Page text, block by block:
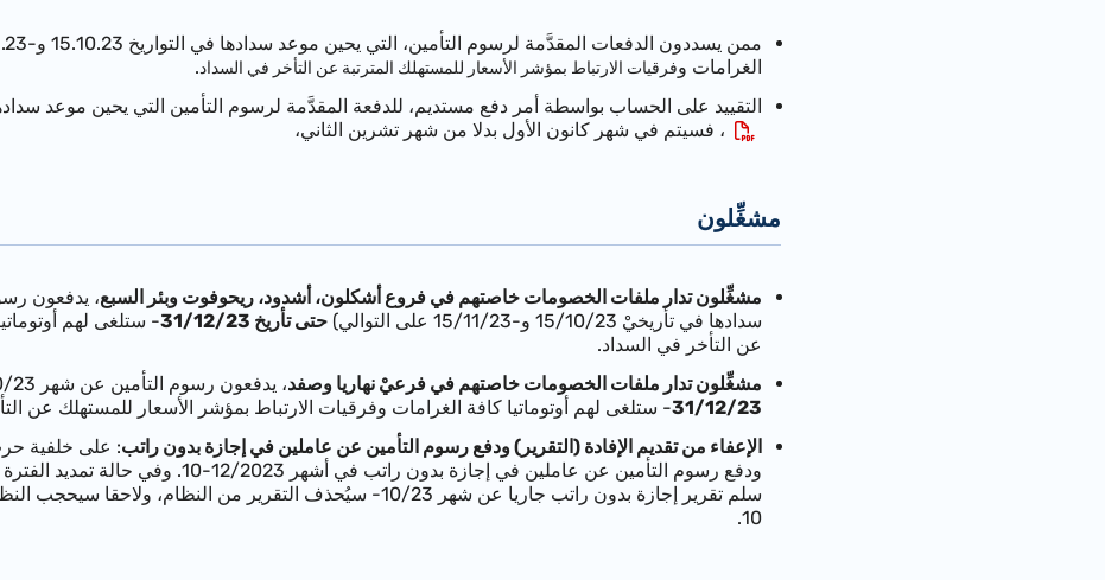
الغرامات وفرقيات الارتباط بمؤشر الأسعار للمستهلك المترتبة عن التأخر في السداد.
التقييد على الحساب بواسطة أمر دفع مستديم، للدفعة المقدَّمة لرسوم التأمين التي يحين موعد سدادها في
، فسيتم في شهر كانون الأول بدلا من شهر تشرين الثاني،
مشغِّلون
مشغِّلون تدار ملفات الخصومات خاصتهم في فروع أشكلون، أشدود، ريحوفوت وبئر السبع
سدادها في تأريخيْ 15/10/23 و-15/11/23 على التوالي)
حتى تأريخ 31/12/23
- ستلغى لهم
عن التأخر في السداد.
مشغِّلون تدار ملفات الخصومات خاصتهم في فرعيْ نهاريا وصفد، يدفعون رسوم التأمين عن شهر 10/23 (التي يحين موعد سدادها في تأريخ 15/11/23)
31/12/23- ستلغى لهم أوتوماتيا كافة الغرامات وفرقيات الارتباط بمؤشر الأسعار للمستهلك عن
الإعفاء من تقديم الإفادة (التقرير) ودفع رسوم التأمين عن عاملين في إجازة بدون راتب: على خلفية
ودفع رسوم التأمين عن عاملين في إجازة
سلم تقرير إجازة بدون راتب جاريا عن شهر 10/23- سيُحذف التقرير من النظام، ولاحقا سيحجب النظام أي إفادة جارية عن إجازة بدون راتب في أشهر
10.